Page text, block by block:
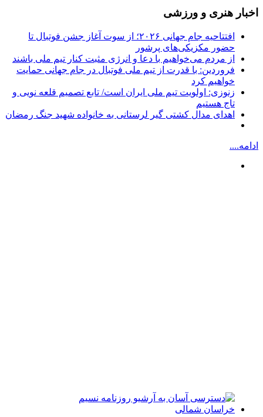
اخبار هنری و ورزشی
افتتاحیه جام جهانی ۲۰۲۶؛ از سوت آغاز جشن فوتبال تا
حضور مکزیکی‌های پرشور
از مردم می‌خواهیم با دعا و انرژی مثبت کنار تیم ملی باشند
فروردین: با قدرت از تیم ملی فوتبال در جام جهانی حمایت
خواهیم کرد
زنوزی: اولویت تیم ملی ایران است/ تابع تصمیم قلعه نویی و
تاج هستیم
اهدای مدال کشتی گیر لرستانی به خانواده شهید جنگ رمضان
ادامه....